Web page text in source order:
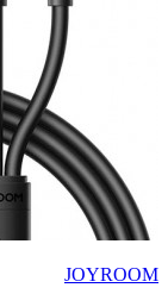
JOYROOM